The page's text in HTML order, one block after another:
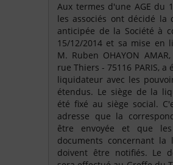
Aux termes d'une AGE du
les associés ont décidé la
anticipée de la Société à
15/12/2014 et sa mise en
M. Ruben OHAYON
rue Thiers - 75116 PARIS, a
liquidateur avec les
étendus. Le siège de la
été fixé au siège social.
adresse que la
être envoyée et que
documents concernant la
doivent être notifiés. Le